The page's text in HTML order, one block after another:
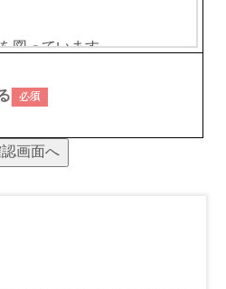
図っています。
は、診療及び運営管理に必
集し、当該利用目的以外に
三者に知らせる必要がある